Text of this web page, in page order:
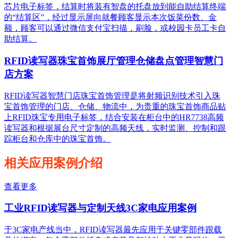
芯片电子标签，结算时将装有智盘的托盘放到能自助结算终端
的“结算区”，经过显示屏向就餐顾客显示本次饭菜份数、金
额，顾客可以通过微信支付宝扫描，刷脸，或校园卡员工卡自
助结算。
RFID读写器珠宝首饰展厅管理仓储盘点管理智慧门
店方案
RFID读写器智慧门店珠宝首饰管理是将射频识别技术引入珠
宝首饰管理的门店、仓储、物流中，为贵重的珠宝首饰商品贴
上RFID珠宝专用电子标签，结合安装在柜台中的HR7738高频
读写器和根据展台尺寸定制的高频天线，实时监测、控制和跟
踪柜台和仓库中的珠宝首饰。
相关应用案例介绍
查看更多
工业RFID读写器与定制天线3C家电应用案例
于3C家电产线当中，RFID读写器最先应用于关键零部件跟载